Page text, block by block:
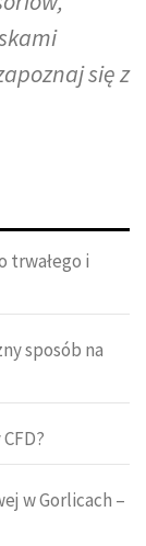
się z
trwałego i
sposób na
w Gorlicach –